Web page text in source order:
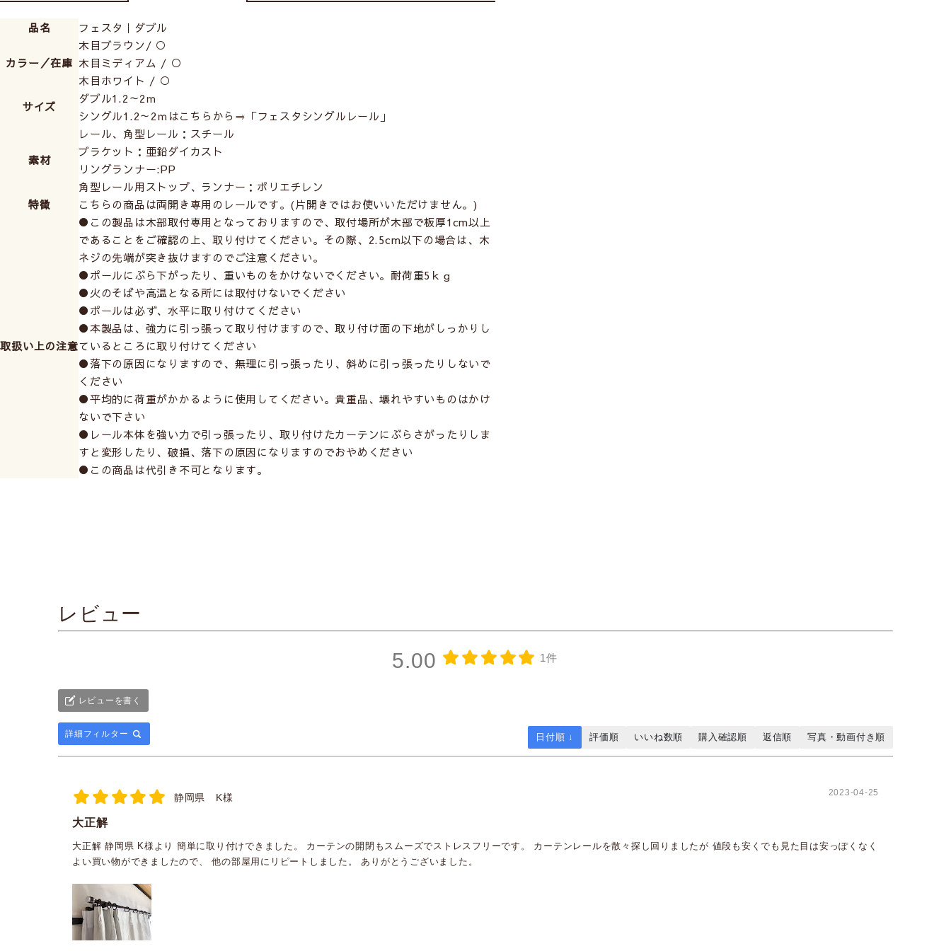
品名 フェスタ｜ダブル
カラー／在庫
木目ブラウン/ ○
木目ミディアム / ○
木目ホワイト / ○
サイズ
ダブル1.2～2ｍ
シングル1.2～2ｍはこちらから⇒ 「フェスタシングルレール」
素材
レール、角型レール：スチール
ブラケット：亜鉛ダイカスト
リングランナー:PP
角型レール用ストップ、ランナー：ポリエチレン
特徴
こちらの商品は両開き専用のレールです。(片開きではお使いいただけません。)
取扱い上の注意
●この製品は木部取付専用となっておりますので、取付場所が木部で板厚1cm以上
であることをご確認の上、取り付けてください。その際、2.5cm以下の場合は、木
ネジの先端が突き抜けますのでご注意ください。
●ポールにぶら下がったり、重いものをかけないでください。耐荷重5ｋｇ
●火のそばや高温となる所には取付けないでください
●ポールは必ず、水平に取り付けてください
●本製品は、強力に引っ張って取り付けますので、取り付け面の下地がしっかりし
ているところに取り付けてください
●落下の原因になりますので、無理に引っ張ったり、斜めに引っ張ったりしないで
ください
●平均的に荷重がかかるように使用してください。貴重品、壊れやすいものはかけ
ないで下さい
●レール本体を強い力で引っ張ったり、取り付けたカーテンにぶらさがったりしま
すと変形したり、破損、落下の原因になりますのでおやめください
●この商品は代引き不可となります。
4,900
レビュー
5.00 1件
レビューを書く
詳細フィルター 日付順 ↓ 評価順 いいね数順 購入確認順 返信順 写真・動画付き順
静岡県 K様 2023-04-25
大正解
大正解 静岡県 K様より 簡単に取り付けできました。 カーテンの開閉もスムーズでストレスフリーです。 カーテンレールを散々探し回りましたが 値段も安くでも見た目は安っぽくなく
よい買い物ができましたので、 他の部屋用にリピートしました。 ありがとうございました。